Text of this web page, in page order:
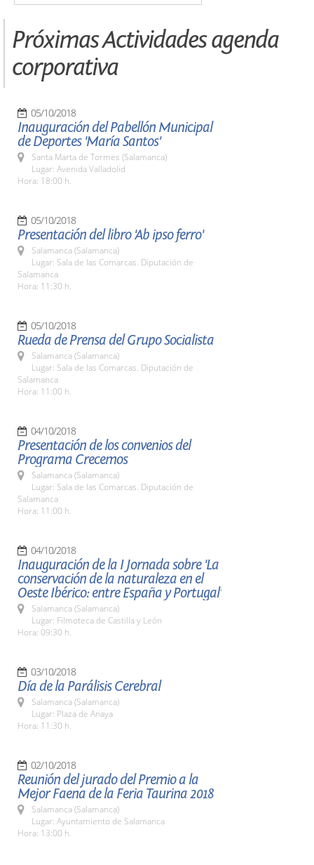
Próximas Actividades agenda
corporativa
05/10/2018
Inauguración del Pabellón Municipal
de Deportes 'María Santos'
Santa Marta de Tormes (Salamanca)
Lugar: Avenida Valladolid
Hora: 18:00 h.
05/10/2018
Presentación del libro 'Ab ipso ferro'
Salamanca (Salamanca)
Lugar: Sala de las Comarcas. Diputación de
Salamanca
Hora: 11:30 h.
05/10/2018
Rueda de Prensa del Grupo Socialista
Salamanca (Salamanca)
Lugar: Sala de las Comarcas. Diputación de
Salamanca
Hora: 11:00 h.
04/10/2018
Presentación de los convenios del
Programa Crecemos
Salamanca (Salamanca)
Lugar: Sala de las Comarcas. Diputación de
Salamanca
Hora: 11:00 h.
04/10/2018
Inauguración de la I Jornada sobre 'La
conservación de la naturaleza en el
Oeste Ibérico: entre España y Portugal'
Salamanca (Salamanca)
Lugar: Filmoteca de Castilla y León
Hora: 09:30 h.
03/10/2018
Día de la Parálisis Cerebral
Salamanca (Salamanca)
Lugar: Plaza de Anaya
Hora: 11:30 h.
02/10/2018
Reunión del jurado del Premio a la
Mejor Faena de la Feria Taurina 2018
Salamanca (Salamanca)
Lugar: Ayuntamiento de Salamanca
Hora: 13:00 h.